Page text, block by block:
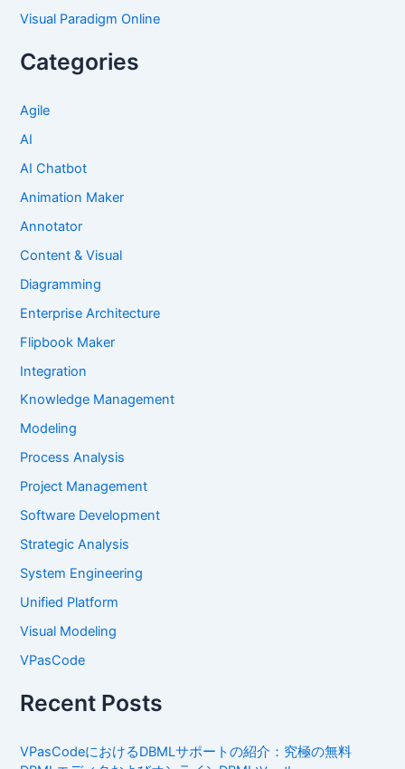
Visual Paradigm Online
Categories
Agile
AI
AI Chatbot
Animation Maker
Annotator
Content & Visual
Diagramming
Enterprise Architecture
Flipbook Maker
Integration
Knowledge Management
Modeling
Process Analysis
Project Management
Software Development
Strategic Analysis
System Engineering
Unified Platform
Visual Modeling
VPasCode
Recent Posts
VPasCodeにおけるDBMLサポートの紹介：究極の無料